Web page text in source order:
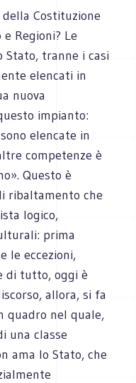
della Costituzione
Regioni? Le
tranne i casi
elencati in
nuova
impianto:
elencate in
competenze è
Questo è
ribaltamento che
logico,
prima
le eccezioni,
di tutto, oggi è
allora, si fa
quadro nel quale,
una classe
ama lo Stato, che